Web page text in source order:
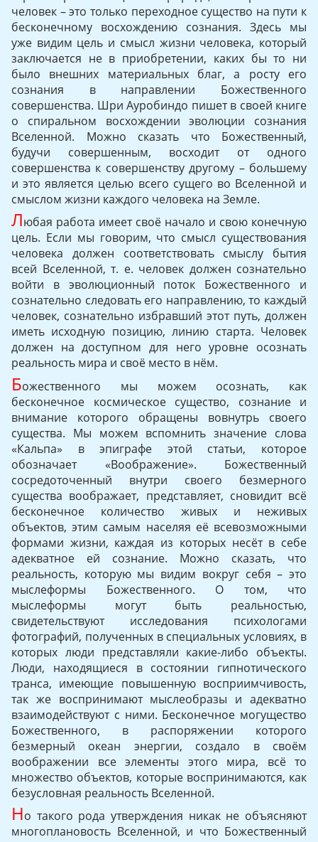
человек – это только переходное существо на пути к
бесконечному восхождению сознания. Здесь мы
уже видим цель и смысл жизни человека, который
заключается не в приобретении, каких бы то ни
было внешних материальных благ, а росту его
сознания в направлении Божественного
совершенства. Шри Ауробиндо пишет в своей книге
о спиральном восхождении эволюции сознания
Вселенной. Можно сказать что Божественный,
будучи совершенным, восходит от одного
совершенства к совершенству другому – большему
и это является целью всего сущего во Вселенной и
смыслом жизни каждого человека на Земле.
Любая работа имеет своё начало и свою конечную
цель. Если мы говорим, что смысл существования
человека должен соответствовать смыслу бытия
всей Вселенной, т. е. человек должен сознательно
войти в эволюционный поток Божественного и
сознательно следовать его направлению, то каждый
человек, сознательно избравший этот путь, должен
иметь исходную позицию, линию старта. Человек
должен на доступном для него уровне осознать
реальность мира и своё место в нём.
Божественного мы можем осознать, как
бесконечное космическое существо, сознание и
внимание которого обращены вовнутрь своего
существа. Мы можем вспомнить значение слова
«Кальпа» в эпиграфе этой статьи, которое
обозначает «Воображение». Божественный
сосредоточенный внутри своего безмерного
существа воображает, представляет, сновидит всё
бесконечное количество живых и неживых
объектов, этим самым населяя её всевозможными
формами жизни, каждая из которых несёт в себе
адекватное ей сознание. Можно сказать, что
реальность, которую мы видим вокруг себя – это
мыслеформы Божественного. О том, что
мыслеформы могут быть реальностью,
свидетельствуют исследования психологами
фотографий, полученных в специальных условиях, в
которых люди представляли какие-либо объекты.
Люди, находящиеся в состоянии гипнотического
транса, имеющие повышенную восприимчивость,
так же воспринимают мыслеобразы и адекватно
взаимодействуют с ними. Бесконечное могущество
Божественного, в распоряжении которого
безмерный океан энергии, создало в своём
воображении все элементы этого мира, всё то
множество объектов, которые воспринимаются, как
безусловная реальность Вселенной.
Но такого рода утверждения никак не объясняют
многоплановость Вселенной, и что Божественный